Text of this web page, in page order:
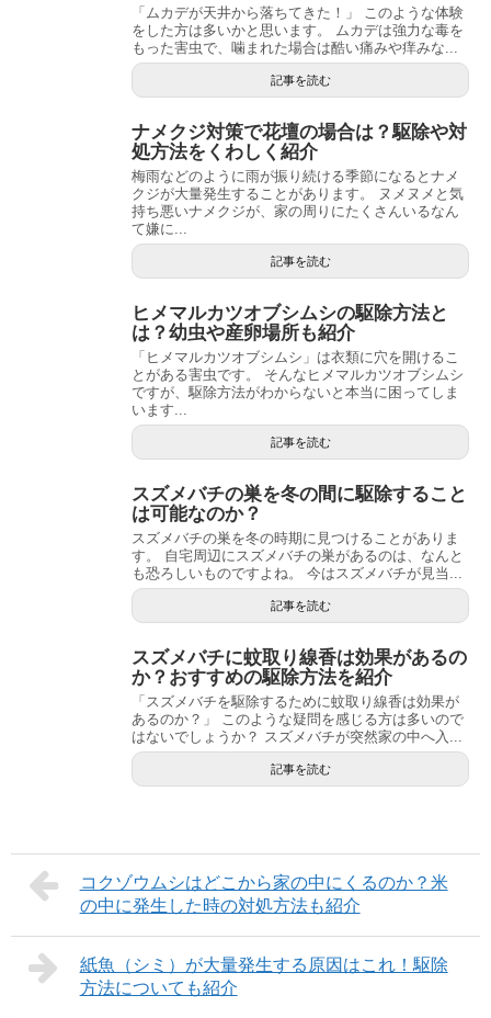
「ムカデが天井から落ちてきた！」 このような体験
をした方は多いかと思います。 ムカデは強力な毒を
もった害虫で、噛まれた場合は酷い痛みや痒みな...
記事を読む
ナメクジ対策で花壇の場合は？駆除や対
処方法をくわしく紹介
梅雨などのように雨が振り続ける季節になるとナメ
クジが大量発生することがあります。 ヌメヌメと気
持ち悪いナメクジが、家の周りにたくさんいるなん
て嫌に...
記事を読む
ヒメマルカツオブシムシの駆除方法と
は？幼虫や産卵場所も紹介
「ヒメマルカツオブシムシ」は衣類に穴を開けるこ
とがある害虫です。 そんなヒメマルカツオブシムシ
ですが、駆除方法がわからないと本当に困ってしま
います...
記事を読む
スズメバチの巣を冬の間に駆除すること
は可能なのか？
スズメバチの巣を冬の時期に見つけることがありま
す。 自宅周辺にスズメバチの巣があるのは、なんと
も恐ろしいものですよね。 今はスズメバチが見当...
記事を読む
スズメバチに蚊取り線香は効果があるの
か？おすすめの駆除方法を紹介
「スズメバチを駆除するために蚊取り線香は効果が
あるのか？」 このような疑問を感じる方は多いので
はないでしょうか？ スズメバチが突然家の中へ入...
記事を読む
コクゾウムシはどこから家の中にくるのか？米
の中に発生した時の対処方法も紹介
紙魚（シミ）が大量発生する原因はこれ！駆除
方法についても紹介